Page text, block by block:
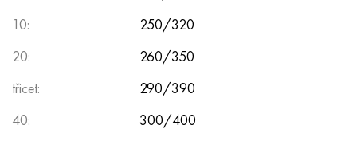
10:
250/320
20:
260/350
třicet:
290/390
40:
300/400